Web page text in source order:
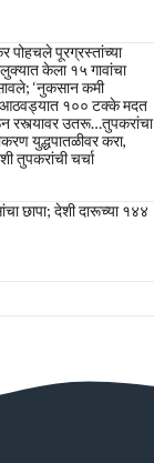
पोहचले पूरग्रस्तांच्या
केला १५ गावांचा
‘नुकसान कमी
१०० टक्के मदत
रस्त्यावर उतरू…तुपकरांचा
युद्धपातळीवर करा,
तुपकरांची चर्चा
छापा; देशी दारूच्या १४४